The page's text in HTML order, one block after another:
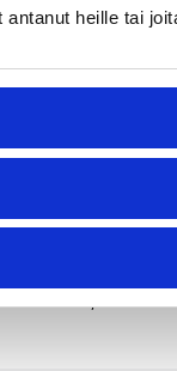
antanut heille tai
09:23
KTP-
pitkän